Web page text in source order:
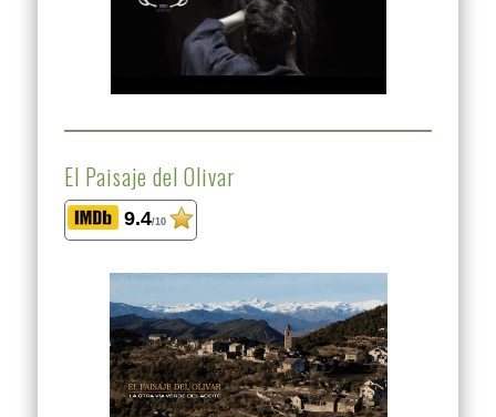
El Paisaje del Olivar
9.4/10